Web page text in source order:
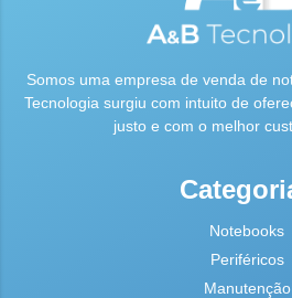
Somos uma empresa de venda de
Tecnologia surgiu com intuito de
justo e com o melhor
Notebooks
Periféricos
Manutenção